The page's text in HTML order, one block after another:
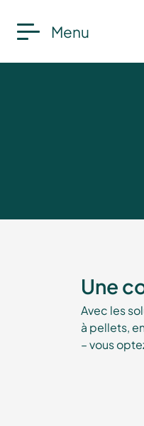
Menu
Une
Avec les
à pellets,
– vous